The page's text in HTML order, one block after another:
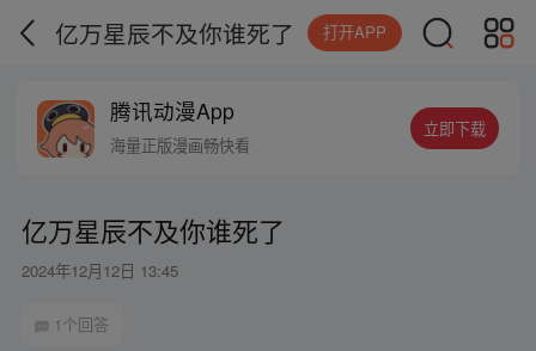
亿万星辰不及你谁死了 打开APP
腾讯动漫App
海量正版漫画畅快看
立即下载
亿万星辰不及你谁死了
2024年12月12日 13:45
1个回答